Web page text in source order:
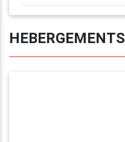
HEBERGEMENTS